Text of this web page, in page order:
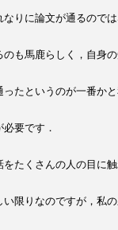
りに論文が通るので
も馬鹿らしく，自身
たというのが一番か
要です．
たくさんの人の目に触
限りなのですが，私